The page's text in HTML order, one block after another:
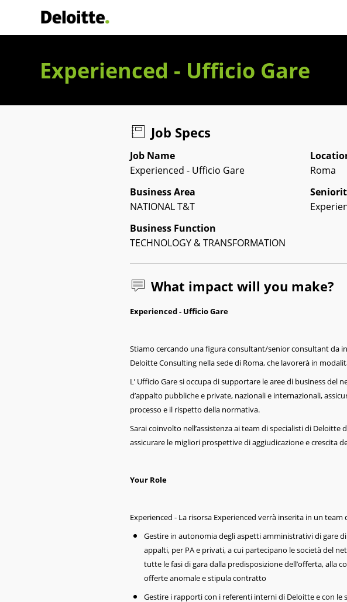
Deloitte Italia
Experienced - Ufficio Gare
Job Specs
Job Name
Experienced - Ufficio Gare
Roma
Business Area
NATIONAL T&T
Business Function
TECHNOLOGY & TRANSFORMATION
What impact will you make?
Experienced - Ufficio Gare
Stiamo cercando una figura consultant/senior consultant da
Deloitte Consulting nella sede di Roma, che lavorerà in
L’ Ufficio Gare si occupa di supportare le aree di business del
d’appalto pubbliche e private, nazionali e internazionali,
processo e il rispetto della normativa.
Sarai coinvolto nell’assistenza ai team di specialisti di Deloitte
assicurare le migliori prospettive di aggiudicazione e crescita
Your Role
Experienced - La risorsa Experienced verrà inserita in un team
Gestire in autonomia degli aspetti amministrativi di gare
appalti, per PA e privati, a cui partecipano le società del
tutte le fasi di gara dalla predisposizione dell’offerta, alla
offerte anomale e stipula contratto
Gestire i rapporti con i referenti interni di Deloitte e con le